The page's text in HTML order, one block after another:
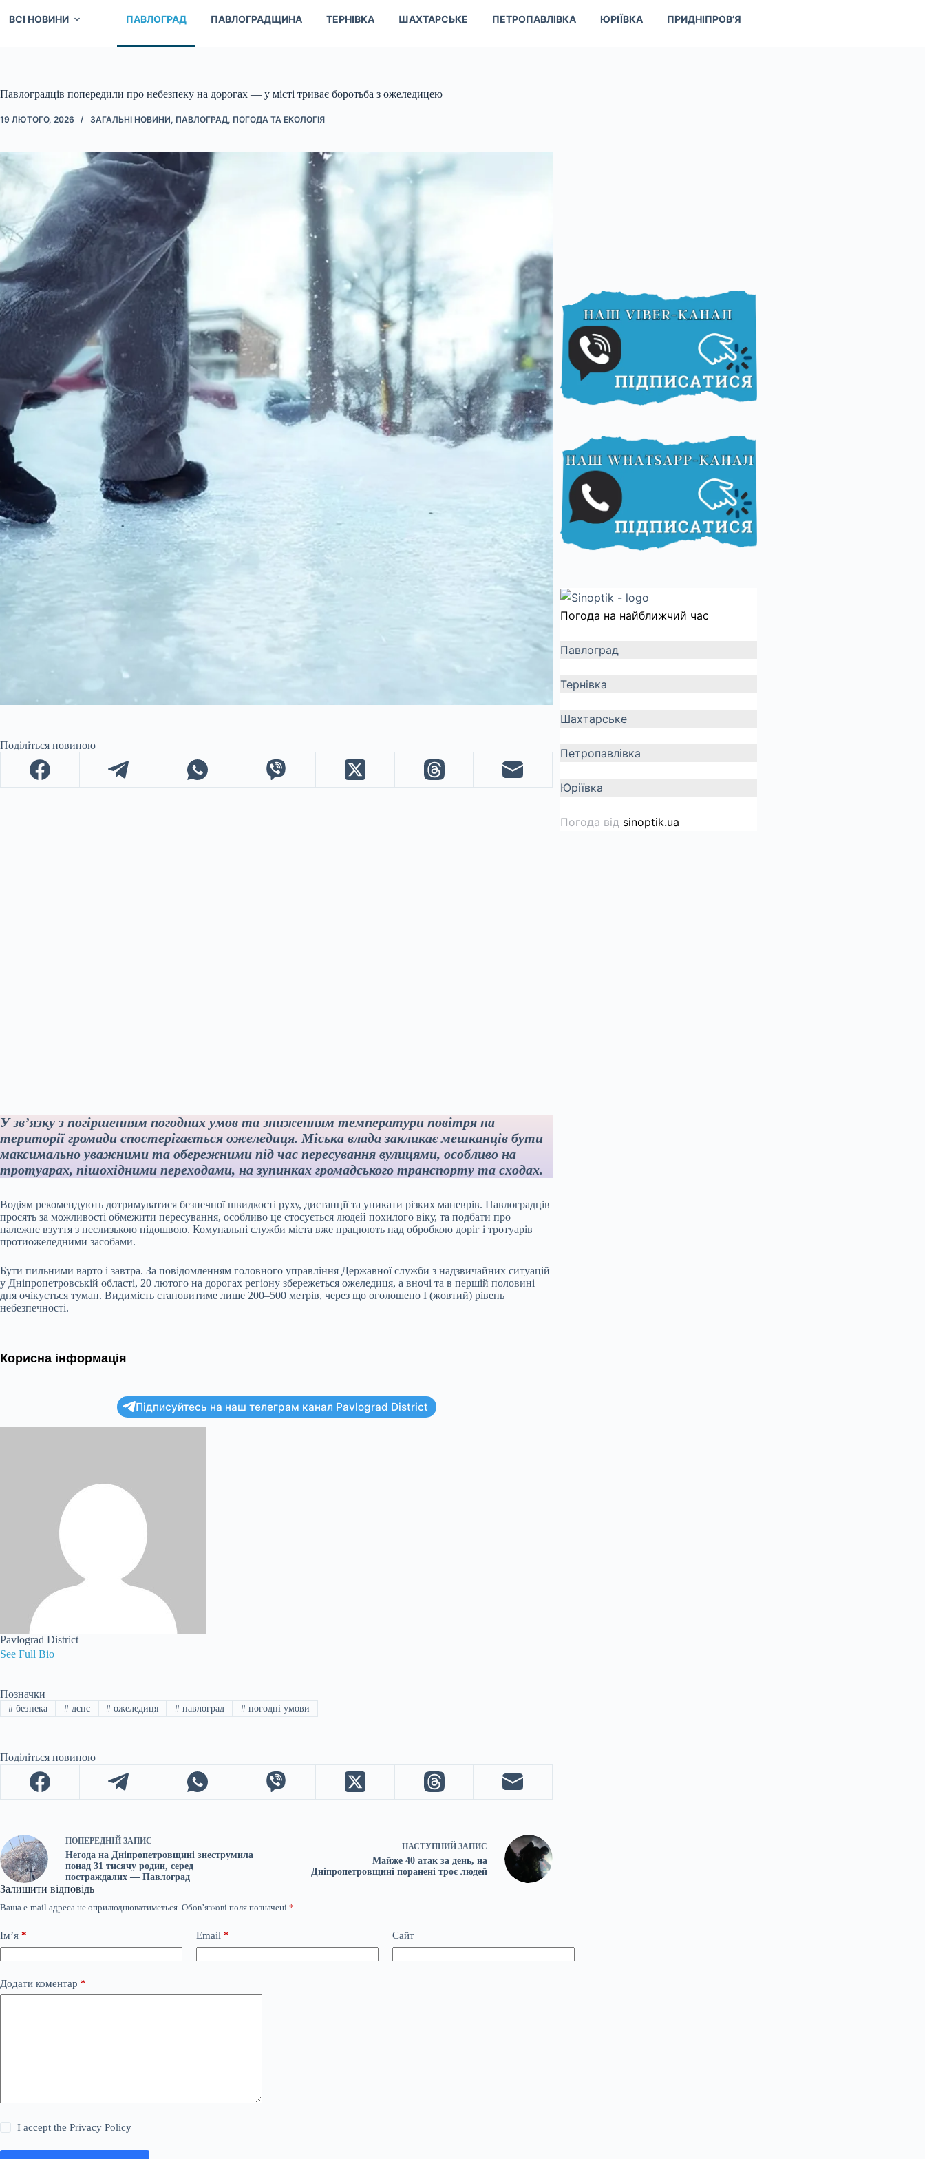
ВСІ НОВИНИ ПАВЛОГРАД ПАВЛОГРАДЩИНА ТЕРНІВКА ШАХТАРСЬКЕ ПЕТРОПАВЛІВКА ЮРІЇВКА ПРИДНІПРОВ’Я
Павлоградців попередили про небезпеку на дорогах — у місті триває боротьба з ожеледицею
19 ЛЮТОГО, 2026 ЗАГАЛЬНІ НОВИНИ, ПАВЛОГРАД, ПОГОДА ТА ЕКОЛОГІЯ
Поділіться новиною
У зв’язку з погіршенням погодних умов та зниженням температури повітря на
території громади спостерігається ожеледиця. Міська влада закликає мешканців бути
максимально уважними та обережними під час пересування вулицями, особливо на
тротуарах, пішохідними переходами, на зупинках громадського транспорту та сходах.
Водіям рекомендують дотримуватися безпечної швидкості руху, дистанції та уникати різких маневрів. Павлоградців
просять за можливості обмежити пересування, особливо це стосується людей похилого віку, та подбати про
належне взуття з неслизькою підошвою. Комунальні служби міста вже працюють над обробкою доріг і тротуарів
протиожеледними засобами.
Бути пильними варто і завтра. За повідомленням головного управління Державної служби з надзвичайних ситуацій
у Дніпропетровській області, 20 лютого на дорогах регіону збережеться ожеледиця, а вночі та в першій половині
дня очікується туман. Видимість становитиме лише 200–500 метрів, через що оголошено І (жовтий) рівень
небезпечності.
Корисна інформація
Підписуйтесь на наш телеграм канал Pavlograd District
Pavlograd District
See Full Bio
Позначки
#безпека #дснс # ожеледиця # павлоград # погодні умови
Поділіться новиною
ПОПЕРЕДНІЙ ЗАПИС
Негода на Дніпропетровщині знеструмила
понад 31 тисячу родин, серед
постраждалих — Павлоград
НАСТУПНИЙ ЗАПИС
Майже 40 атак за день, на
Дніпропетровщині поранені троє людей
Залишити відповідь
Ваша e-mail адреса не оприлюднюватиметься. Обов’язкові поля позначені *
Ім’я * Email * Сайт
Додати коментар *
I accept thePrivacy Policy
Погода на найближчий час
Павлоград
Тернівка
Шахтарське
Петропавлівка
Юріївка
Погода від sinoptik.ua